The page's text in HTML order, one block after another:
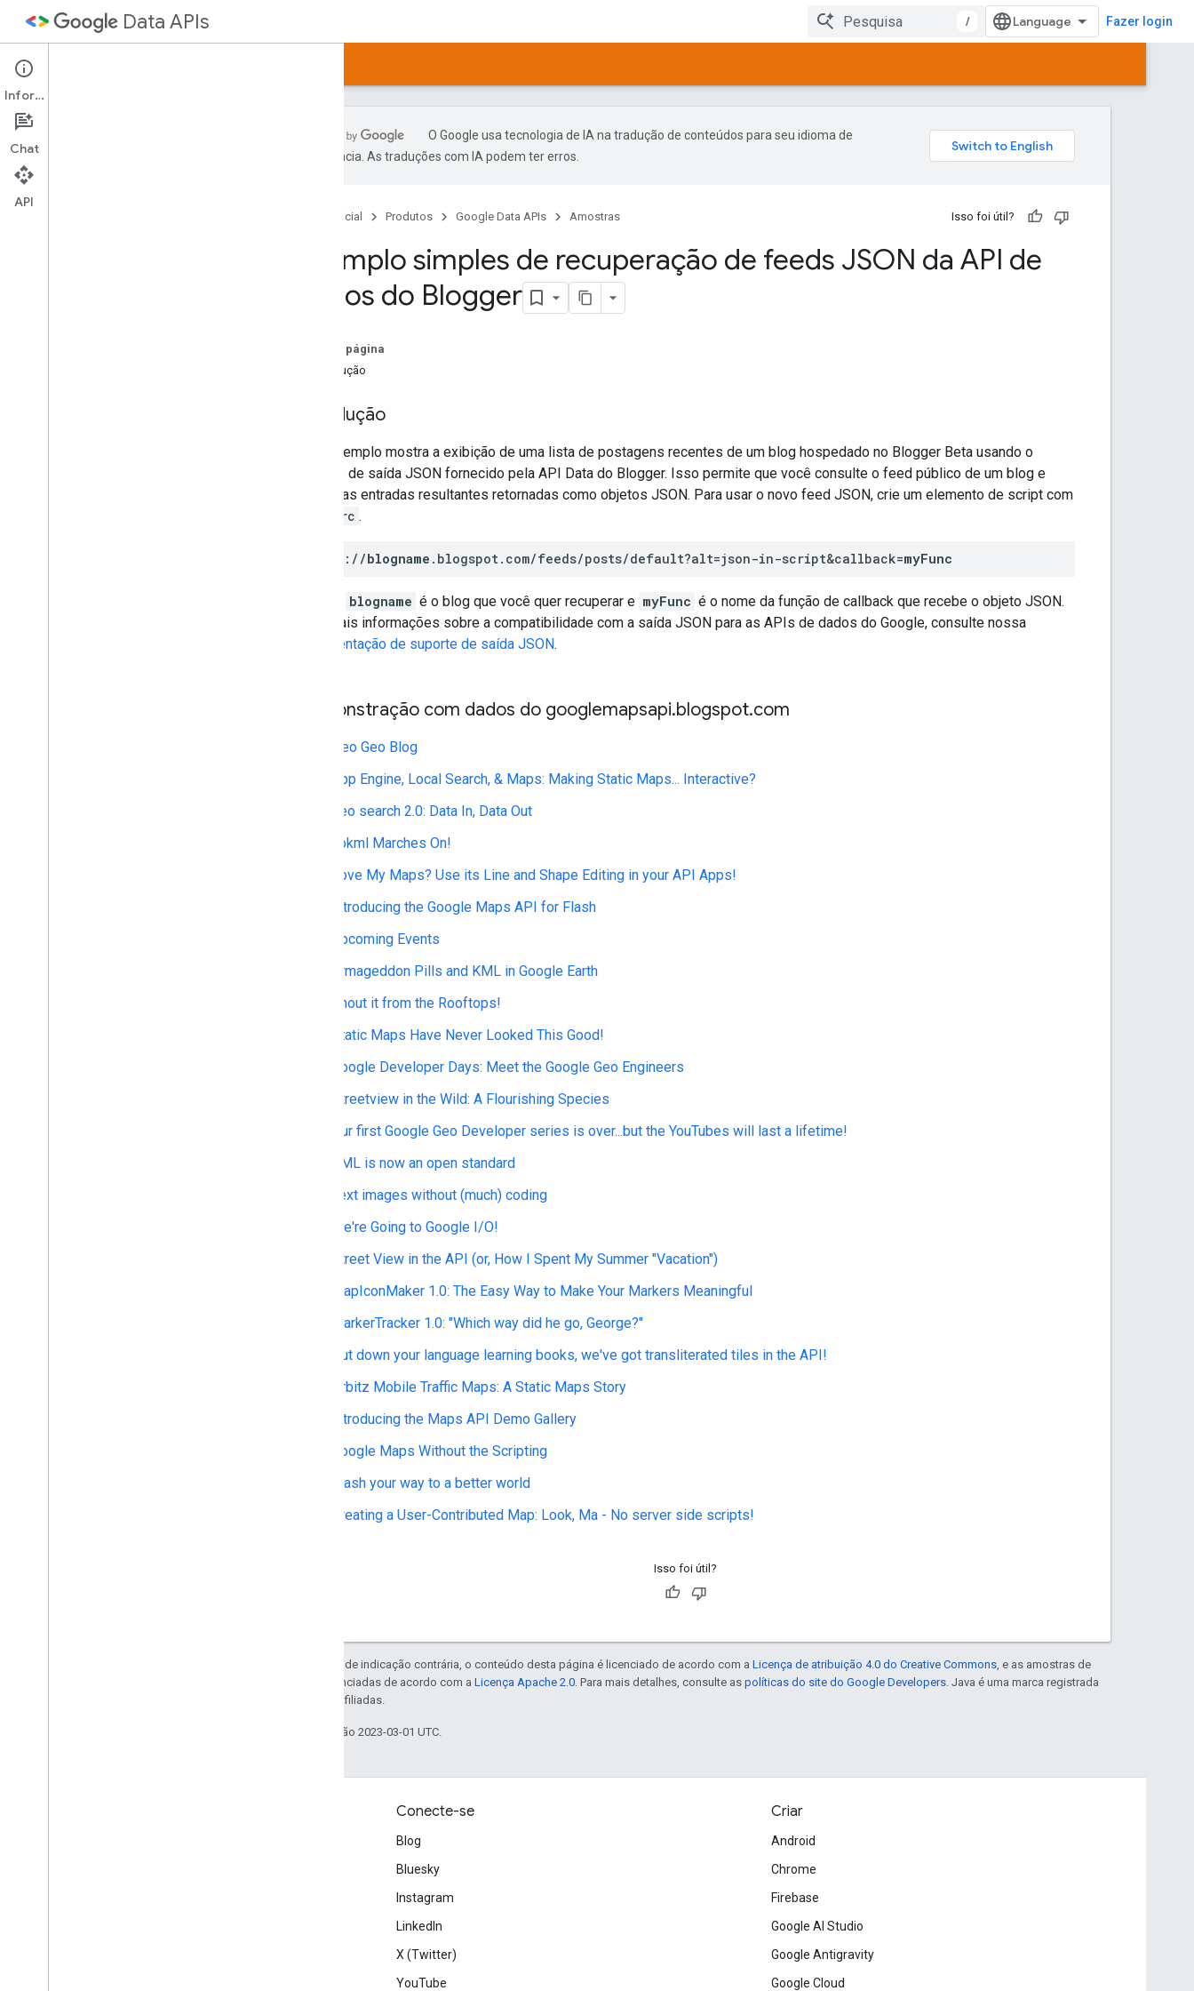
Data APIs / Fazer login
Amostras de Java
Blogger
O Google usa tecnologia de IA na tradução de conteúdos para seu idioma de
preferência. As traduções com IA podem ter erros.
Página inicial Produtos Google Data APIs Amostras Isso foi útil?
Exemplo simples de recuperação de feeds JSON da API de
dados do Blogger
Nesta página
Introdução
Introdução
Este exemplo mostra a exibição de uma lista de postagens recentes de um blog hospedado no Blogger Beta usando o
formato de saída JSON fornecido pela API Data do Blogger. Isso permite que você consulte o feed público de um blog e
receba as entradas resultantes retornadas como objetos JSON. Para usar o novo feed JSON, crie um elemento de script com
src .
https://blogname .blogspot.com/feeds/posts/default?alt=json-in-script&callback=myFunc
blogname é o blog que você quer recuperar e myFunc é o nome da função de callback que recebe o objeto JSON.
Para mais informações sobre a compatibilidade com a saída JSON para as APIs de dados do Google, consulte nossa
documentação de suporte de saída JSON.
Isso foi útil?
Exceto em caso de indicação contrária, o conteúdo desta página é licenciado de acordo com a Licença de atribuição 4.0 do Creative Commons , e as amostras de
código são licenciadas de acordo com a Licença Apache 2.0 . Para mais detalhes, consulte as políticas do site do Google Developers . Java é uma marca registrada
da Oracle e/ou afiliadas.
Última atualização 2023-03-01 UTC.
Conecte-se
Blog
Bluesky
Instagram
LinkedIn
X (Twitter)
YouTube
Criar
Android
Chrome
Firebase
Google AI Studio
Google Antigravity
Google Cloud
Informações
Chat
API